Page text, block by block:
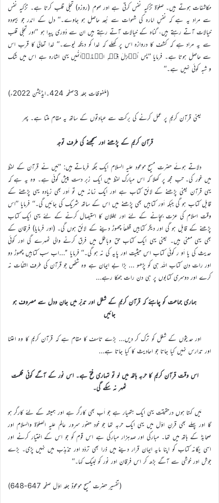
مکاشفات ہوتے ہیں۔ صلوٰة تزکیہ نفس کرتی ہے اور صوم (روزہ) تجلی قلب کرتا ہے۔ تزکیہ نفس
سے مراد یہ ہے کہ نفسِ امارہ کی شہوات سے بُعد حاصل ہو جاوے۔‘‘ دل کے اندر جو بیہودہ
خیالات آتے رہتے ہیں، گناہ کے خیالات آتے رہتے ہیں ان سے دُوری پیدا ہو ’’اور تجلی قلب
سے یہ مراد ہے کہ کشف کا دروازہ اس پر کھلے کہ خدا کو دیکھ لیوے۔‘‘ خدا تعالیٰ کا قرب اس
سے حاصل ہوتا ہے۔ فرمایا ’’پس اُنۡزِلَ فِیۡہِ الۡقُرۡاٰنُمیں یہی اشارہ ہے اس میں شک
و شبہ کوئی نہیں ہے۔‘‘
(ملفوظات جلد 3صفحہ 424۔ایڈیشن 2022ء)
یعنی قرآن کریم پر عمل کرنے کی برکت سے عبادتوں کے ساتھ یہ مقام ملتا ہے۔ پھر
قرآن کریم کے پڑھنے اور سمجھنے کی طرف توجہ
دلاتے ہوئے حضرت مسیح موعود علیہ السلام ایک جگہ فرماتے ہیں: ’’مَیں نے قرآن کے لفظ
میں غور کی۔ تب مجھ پر کھلا کہ اس مبارک لفظ میں ایک زبر دست پیش گوئی ہے۔ وہ یہ ہے کہ
یہی قرآن یعنی پڑھنے کے لائق کتاب ہے اور ایک زمانہ میں تو اَور بھی زیادہ یہی پڑھنے کے
قابل کتاب ہو گی جبکہ اَور کتابیں بھی پڑھنے میں اس کے ساتھ شریک کی جائیں گی۔‘‘ فرمایا ’’اس
وقت اسلام کی عزت بچانے کے لئے اور بطلان کا استیصال کرنے کے لئے یہی ایک کتاب
پڑھنے کے قابل ہو گی اور دیگر کتابیں قطعاً چھوڑ دینے کے لائق ہوں گی۔ (اور فرمایا) فرقان کے
بھی یہی معنی ہیں۔ یعنی یہی ایک کتاب حق وباطل میں فرق کرنے والی ٹھہرے گی اور کوئی
حدیث کی یا اَو ر کوئی کتاب اس حیثیت اور پایہ کی نہ ہو گی۔‘‘ فرمایا ’’…اب سب کتابیں چھوڑ دو
اور رات دن کتاب اللہ ہی کو پڑھو … بڑا بے ایمان ہے وہ شخص جو قرآن کی طرف التفات نہ
کرے اور دوسری کتابوں پر ہی دن رات جھکا رہے…
ہماری جماعت کو چاہئے کہ قرآن کریم کے شغل اور تدبّر میں جان ودل سے مصروف ہو
جائیں
اور حدیثوں کے شغل کو ترک کر دیں… بڑے تاسف کا مقام ہے کہ قرآن کریم کا وہ اعتنا
اور تدارس نہیں کیا جاتا جو احادیث کا کیا جاتا ہے…
اس وقت قرآن کریم کا حربہ ہاتھ میں لو تو تمہاری فتح ہے۔ اس نور کے آگے کوئی ظلمت
ٹھہر نہ سکے گی۔
مَیں کہتا ہوں درحقیقت یہی ایک ہتھیار ہے جو اَب بھی کارگر ہے اور ہمیشہ کے لئے کارگر ہو
گا اور پہلے بھی قرنِ اوّل میں یہی ایک حربہ تھا جو خود حضور سرور عالم علیہ الصلوٰۃ والسلام اور
صحابہؓ کے ہاتھ میں تھا۔ مبارکی اور صدہزار مبارکی ہے اس قوم کو جو اس کے اختیار کرنے اور
اسی یگانہ کتاب کو اپنا مایہ ایمان قرار دینے میں ذرا بھی تردّد اور تذبذب میں نہیں پڑی۔ بڑے
جوش اور خوشی سے آگے بڑھ کر اس فرقان اور نور کو لبیک کہا۔‘‘
(تفسیر حضرت مسیح موعودؑ جلد اوّل صفحہ 647-648)